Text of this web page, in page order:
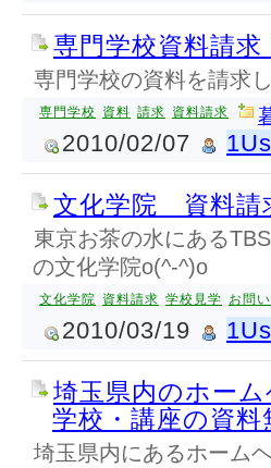
専門学校資料請
専門学校の資料を請求
専門学校 資料 請求 資料請求
2010/02/07
文化学院 資料請
東京お茶の水にある
の文化学院o(^-^)o
文化学院 資料請求 学校見学 お問
2010/03/19
埼玉県内のホー
学校・講座の資料
埼玉県内にあるホーム